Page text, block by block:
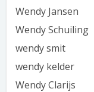
Wendy Jansen
Wendy Schuiling
wendy smit
wendy kelder
Wendy Clarijs